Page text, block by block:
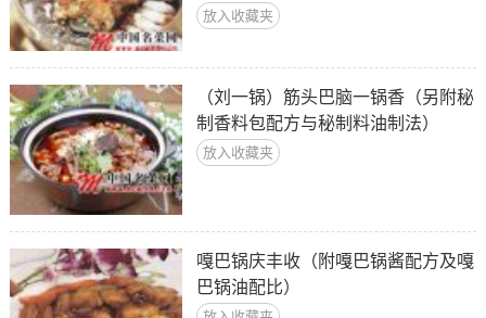
放入收藏夹
（刘一锅）筋头巴脑一锅香（另附秘
制香料包配方与秘制料油制法）
放入收藏夹
嘎巴锅庆丰收（附嘎巴锅酱配方及嘎
巴锅油配比）